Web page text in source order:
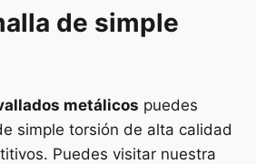
de simple
metálicos puedes
simple torsión de alta calidad
Puedes visitar nuestra